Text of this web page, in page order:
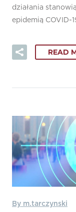
działania
epidemią COVID-
READ
By m.tarczynski